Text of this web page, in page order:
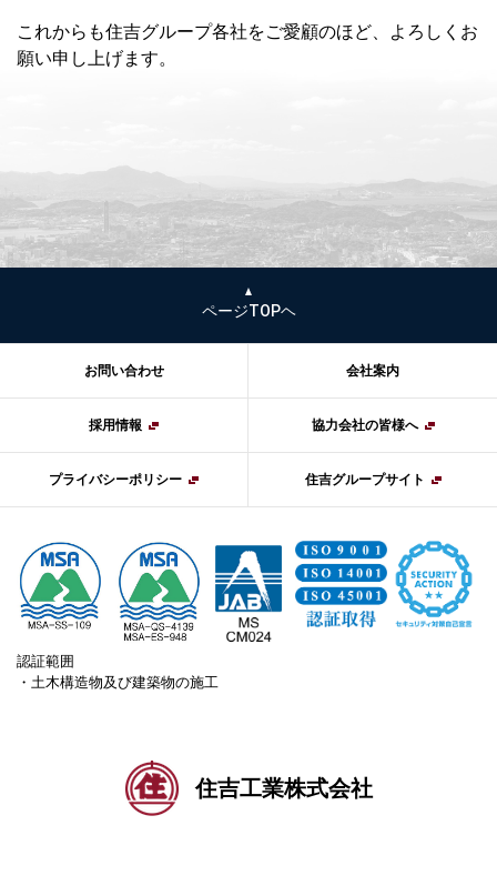
これからも住吉グループ各社をご愛顧のほど、よろしくお
願い申し上げます。
ページTOPヘ
お問い合わせ 会社案内
採用情報 協力会社の皆様へ
プライバシーポリシー 住吉グループサイト
認証範囲
・土木構造物及び建築物の施工
住吉工業株式会社